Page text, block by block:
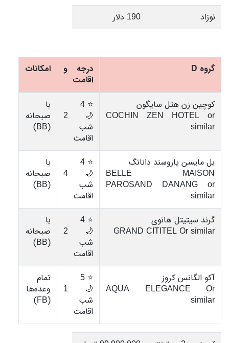
نوزاد
190 دلار
گروه D
درجه و
اقامت
امکانات
کوچین زن هتل سایگون
COCHIN ZEN HOTEL or
similar
⭐ 4
🌙 2
شب
اقامت
با
صبحانه
(BB)
بل مایسن پاروسند دانانگ
BELLE MAISON
PAROSAND DANANG or
similar
⭐ 4
🌙 4
شب
اقامت
با
صبحانه
(BB)
گرند سیتیتل هانوی
GRAND CITITEL Or similar
⭐ 4
🌙 2
شب
اقامت
با
صبحانه
(BB)
آکو الگانس کروز
AQUA ELEGANCE Or
similar
⭐ 5
🌙 1
شب
اقامت
تمام
وعده‌ها
(FB)